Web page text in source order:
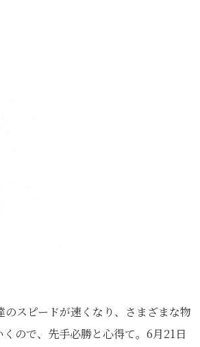
スピードが速くなり、さまざまな物
ので、先手必勝と心得て。6月21日